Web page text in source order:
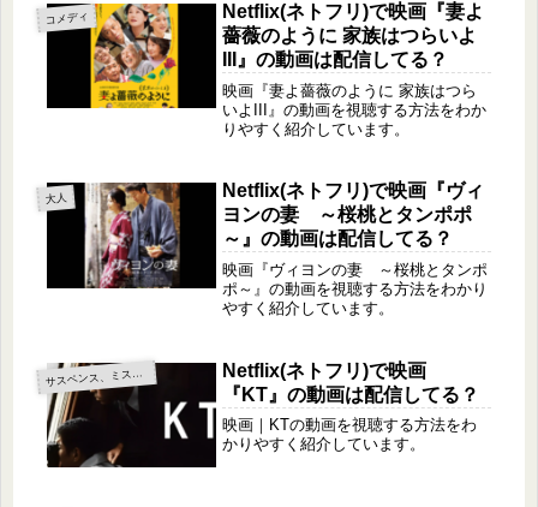
コメディ
Netflix(ネトフリ)で映画『妻よ
薔薇のように 家族はつらいよ
III』の動画は配信してる？
映画『妻よ薔薇のように 家族はつら
いよIII』の動画を視聴する方法をわか
りやすく紹介しています。
大人
Netflix(ネトフリ)で映画『ヴィ
ヨンの妻 ～桜桃とタンポポ
～』の動画は配信してる？
映画『ヴィヨンの妻 ～桜桃とタンポ
ポ～』の動画を視聴する方法をわかり
やすく紹介しています。
サ
スペンス、ミステリー
Netflix(ネトフリ)で映画
『KT』の動画は配信してる？
映画｜KTの動画を視聴する方法をわ
かりやすく紹介しています。